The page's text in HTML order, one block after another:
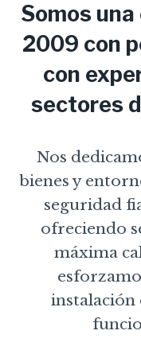
Somos
2009 con
con
sectores
Nos
bienes y
seguridad
ofreciendo
máxima
instalación